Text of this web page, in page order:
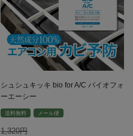
シュシュキッキ bio for A/C バイオフォ
ーエーシー
送料無料 メール便
1,320